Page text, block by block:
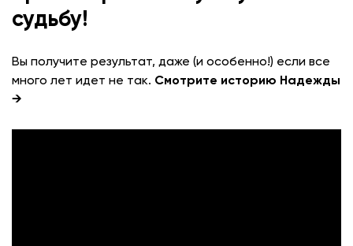
судьбу!
Вы получите результат, даже (и особенно!) если все
много лет идет не так. Смотрите историю Надежды
→